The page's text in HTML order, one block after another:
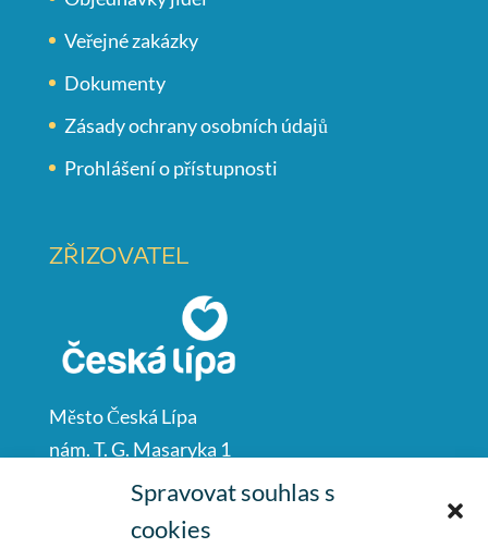
Spravovat souhlas s
cookies
Veřejné zakázky
Dokumenty
Zásady ochrany osobních údajů
Prohlášení o přístupnosti
ZŘIZOVATEL
Město Česká Lípa
nám. T. G. Masaryka 1
Česká Lípa